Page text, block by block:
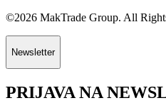
©2026 MakTrade Group. All
Newsletter
PRIJAVA NA